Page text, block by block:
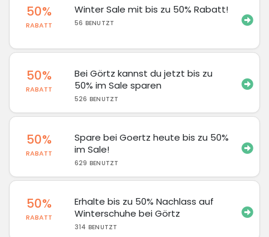
50%
RABATT
Winter Sale mit bis zu 50% Rabatt!
56 BENUTZT
50%
RABATT
Bei Görtz kannst du jetzt bis zu
50% im Sale sparen
526 BENUTZT
50%
RABATT
Spare bei Goertz heute bis zu 50%
im Sale!
629 BENUTZT
50%
RABATT
Erhalte bis zu 50% Nachlass auf
Winterschuhe bei Görtz
314 BENUTZT